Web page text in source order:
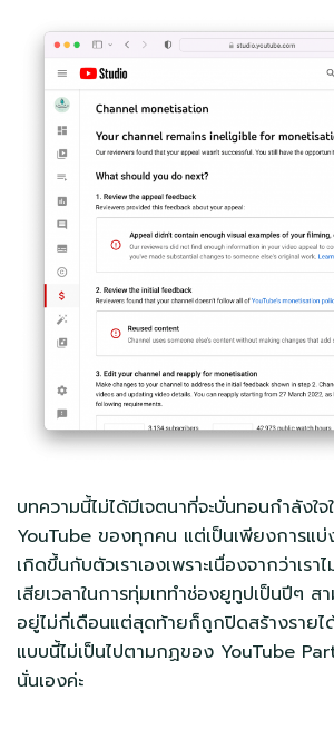
บทความนี้ไม่ได้มีเจตนาที่จะบั่นทอนกำลังใจ
YouTube ของทุกคน แต่เป็นเพียงการแ
เกิดขึ้นกับตัวเราเองเพราะเนื่องจากว่าเรา
เสียเวลาในการทุ่มเททำช่องยูทูปเป็นปีๆ ส
อยู่ไม่กี่เดือนแต่สุดท้ายก็ถูกปิดสร้างรายไ
แบบนี้ไม่เป็นไปตามกฏของ YouTube
นั่นเองค่ะ